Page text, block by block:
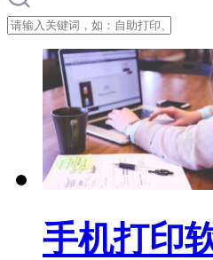
手机打印